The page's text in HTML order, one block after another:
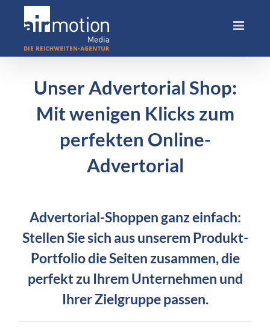
Unser Advertorial Shop:
Mit wenigen Klicks zum
perfekten Online-
Advertorial
Advertorial-Shoppen ganz einfach:
Stellen Sie sich aus unserem Produkt-
Portfolio die Seiten zusammen, die
perfekt zu Ihrem Unternehmen und
Ihrer Zielgruppe passen.